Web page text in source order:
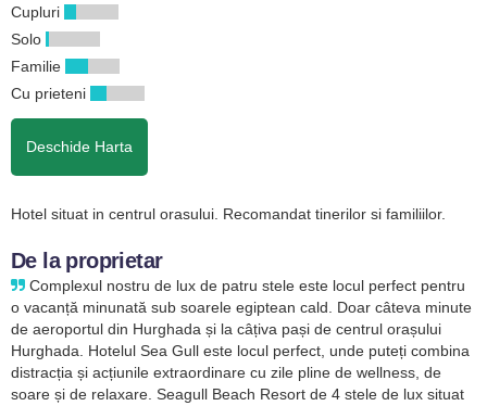
Cupluri
Solo
Familie
Cu prieteni
Deschide Harta
Hotel situat in centrul orasului. Recomandat tinerilor si familiilor.
De la proprietar
Complexul nostru de lux de patru stele este locul perfect pentru
o vacanță minunată sub soarele egiptean cald. Doar câteva minute
de aeroportul din Hurghada și la câțiva pași de centrul orașului
Hurghada. Hotelul Sea Gull este locul perfect, unde puteți combina
distracția și acțiunile extraordinare cu zile pline de wellness, de
soare și de relaxare. Seagull Beach Resort de 4 stele de lux situat